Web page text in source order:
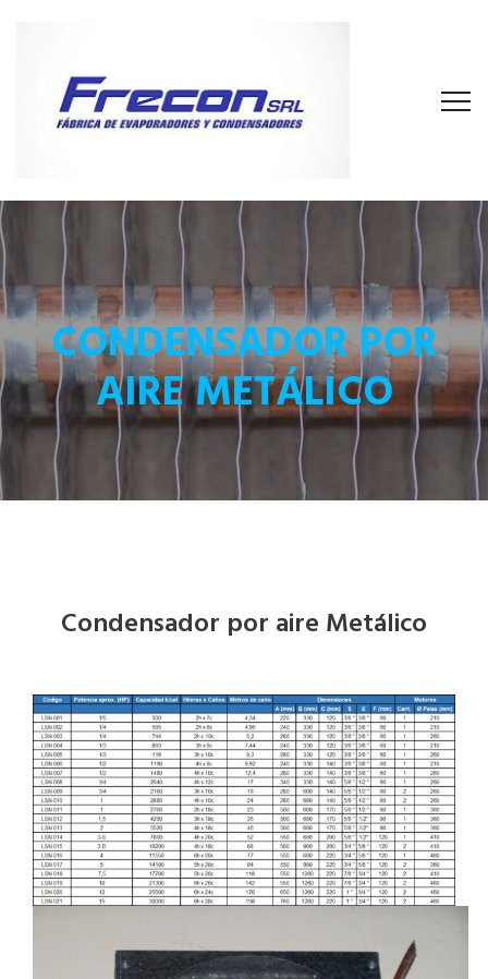
CONDENSADOR POR
AIRE METÁLICO
Condensador por aire Metálico